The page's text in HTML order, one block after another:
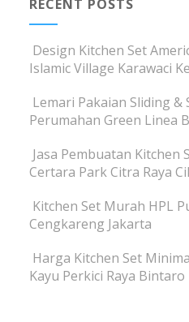
RECENT POSTS
Design Kitchen Set
Islamic Village Karawaci
Lemari Pakaian Sliding &
Perumahan Green Linea
Jasa Pembuatan Kitchen
Certara Park Citra Raya
Kitchen Set Murah HPL
Cengkareng Jakarta
Harga Kitchen Set
Kayu Perkici Raya